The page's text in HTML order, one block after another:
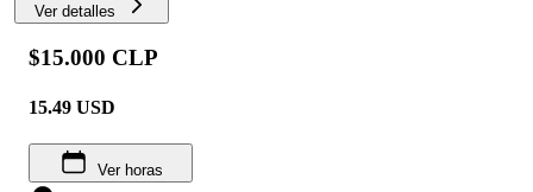
Ver detalles
$15.000 CLP
15.49 USD
Ver horas